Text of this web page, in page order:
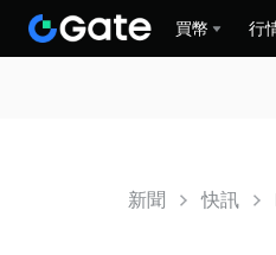
買幣 行
新聞 快訊